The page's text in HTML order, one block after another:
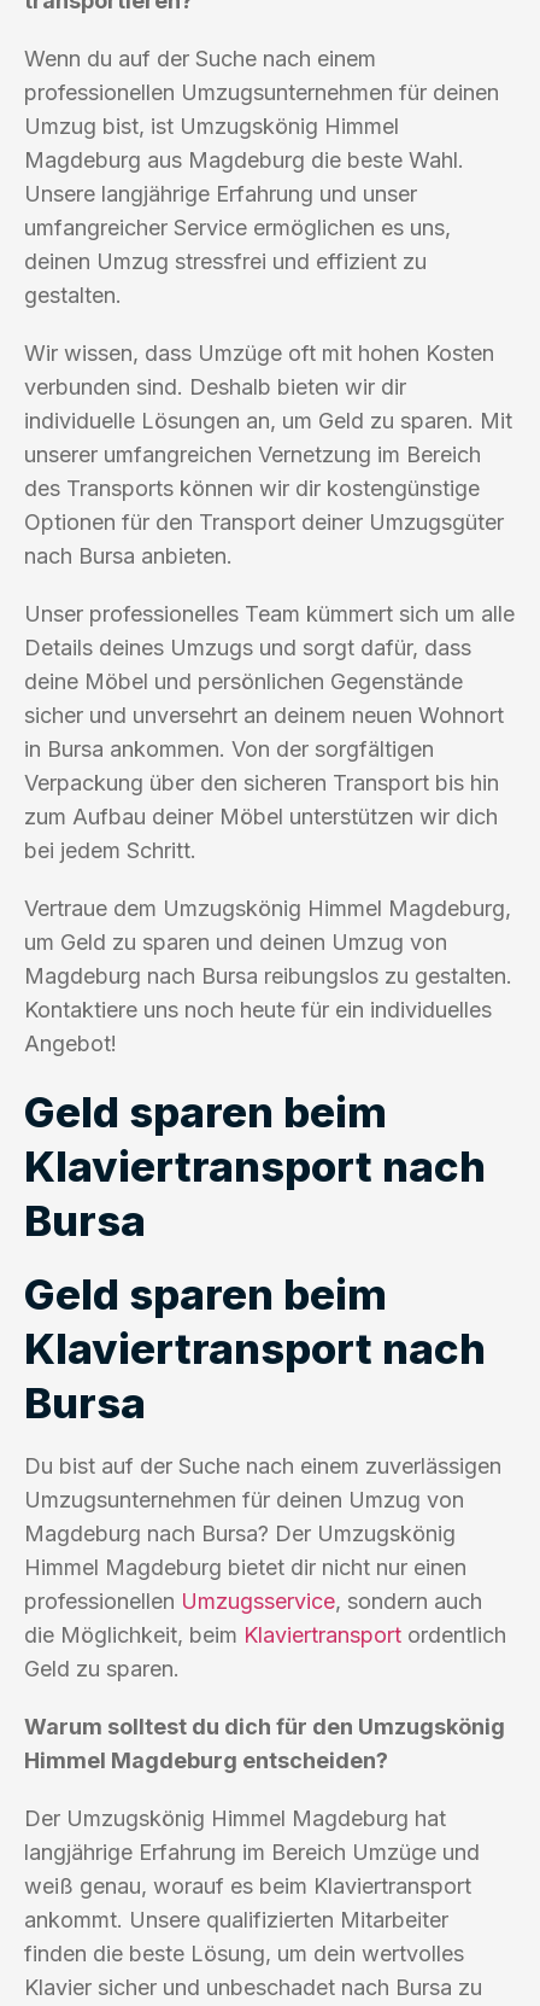
Wenn du auf der Suche nach einem
professionellen Umzugsunternehmen für deinen
Umzug bist, ist Umzugskönig Himmel
Magdeburg aus Magdeburg die beste Wahl.
Unsere langjährige Erfahrung und unser
umfangreicher Service ermöglichen es uns,
deinen Umzug stressfrei und effizient zu
gestalten.
Wir wissen, dass Umzüge oft mit hohen Kosten
verbunden sind. Deshalb bieten wir dir
individuelle Lösungen an, um Geld zu sparen. Mit
unserer umfangreichen Vernetzung im Bereich
des Transports können wir dir kostengünstige
Optionen für den Transport deiner Umzugsgüter
nach Bursa anbieten.
Unser professionelles Team kümmert sich um alle
Details deines Umzugs und sorgt dafür, dass
deine Möbel und persönlichen Gegenstände
sicher und unversehrt an deinem neuen Wohnort
in Bursa ankommen. Von der sorgfältigen
Verpackung über den sicheren Transport bis hin
zum Aufbau deiner Möbel unterstützen wir dich
bei jedem Schritt.
Vertraue dem Umzugskönig Himmel Magdeburg,
um Geld zu sparen und deinen Umzug von
Magdeburg nach Bursa reibungslos zu gestalten.
Kontaktiere uns noch heute für ein individuelles
Angebot!
Geld sparen beim
Klaviertransport nach
Bursa
Geld sparen beim
Klaviertransport nach
Bursa
Du bist auf der Suche nach einem zuverlässigen
Umzugsunternehmen für deinen Umzug von
Magdeburg nach Bursa? Der Umzugskönig
Himmel Magdeburg bietet dir nicht nur einen
professionellen Umzugsservice, sondern auch
die Möglichkeit, beim Klaviertransport ordentlich
Geld zu sparen.
Warum solltest du dich für den Umzugskönig
Himmel Magdeburg entscheiden?
Der Umzugskönig Himmel Magdeburg hat
langjährige Erfahrung im Bereich Umzüge und
weiß genau, worauf es beim Klaviertransport
ankommt. Unsere qualifizierten Mitarbeiter
finden die beste Lösung, um dein wertvolles
Klavier sicher und unbeschadet nach Bursa zu